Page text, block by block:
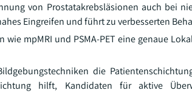
von Prostatakrebsläsionen auch bei
Eingreifen und führt zu verbesserten
mpMRI und PSMA-PET eine genaue
die
hilft, Kandidaten für aktive